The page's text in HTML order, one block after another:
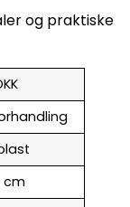
og praktiske
cm